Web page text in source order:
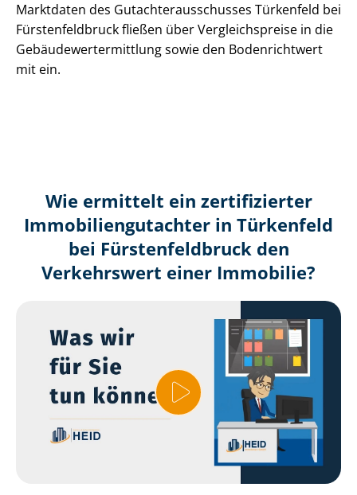
Marktdaten des Gut­ach­ter­aus­schus­ses Türkenfeld bei
Fürs­ten­feld­bruck fließen über Ver­gleichs­prei­se in die
Ge­bäu­de­wert­ermitt­lung sowie den Bodenrichtwert
mit ein.
Wie ermittelt ein zertifizierter
Immobilien­gutachter in Türkenfeld
bei Fürs­ten­feld­bruck den
Verkehrswert einer Immobilie?